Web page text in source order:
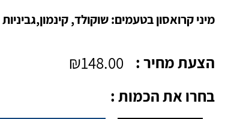
מיני קרואסון בטעמים: שוקולד, קינמון,גביניות
הצעת מחיר : ₪148.00
בחרו את הכמות :